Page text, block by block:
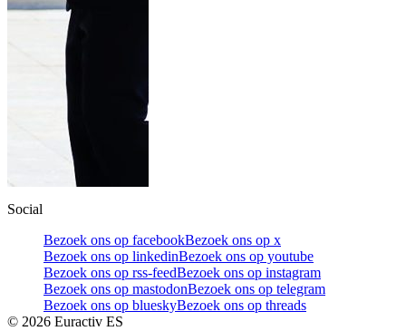
Social
Bezoek ons op facebookBezoek ons op x
Bezoek ons op linkedinBezoek ons op youtube
Bezoek ons op rss-feedBezoek ons op instagram
Bezoek ons op mastodonBezoek ons op telegram
Bezoek ons op blueskyBezoek ons op threads
© 2026 Euractiv ES